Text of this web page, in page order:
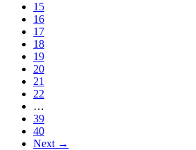
15
16
17
18
19
20
21
22
…
39
40
Next →